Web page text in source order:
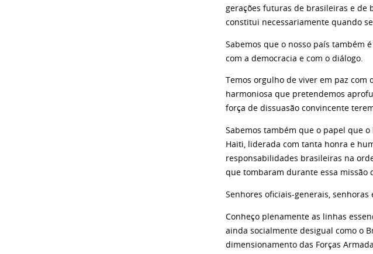
gerações futuras de brasileiras e de
constitui necessariamente quando
Sabemos que o nosso país também
com a democracia e com o diálogo.
Temos orgulho de viver em paz com
harmoniosa que pretendemos
força de dissuasão convincente
Sabemos também que o papel que
Haiti, liderada com tanta honra e
responsabilidades brasileiras na
que tombaram durante essa missão
Senhores oficiais-generais,
Conheço plenamente as linhas
ainda socialmente desigual como o
dimensionamento das Forças